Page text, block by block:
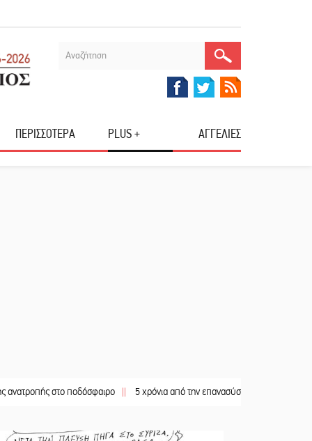
ΠΕΡΙΣΣΟΤΕΡΑ PLUS + ΑΓΓΕΛΙΕΣ
στο ποδόσφαιρο || 5 χρόνια από την επανασύσταση της ΙΜ Παναγίας